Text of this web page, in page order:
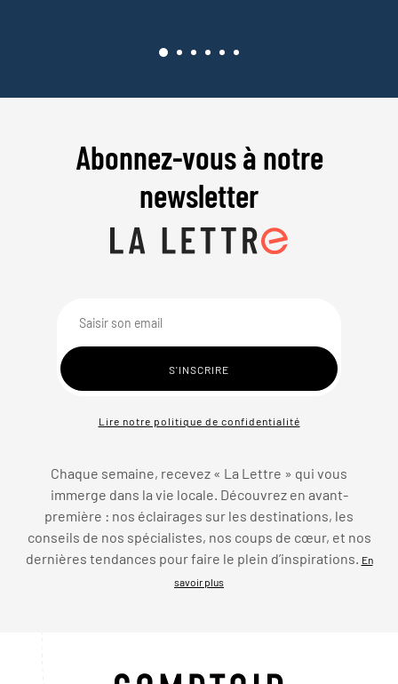
Abonnez-vous à notre
newsletter
Lire notre politique de confidentialité
Chaque semaine, recevez « La Lettre » qui vous
immerge dans la vie locale. Découvrez en avant-
première : nos éclairages sur les destinations, les
conseils de nos spécialistes, nos coups de cœur, et nos
dernières tendances pour faire le plein d’inspirations.
En
savoir plus